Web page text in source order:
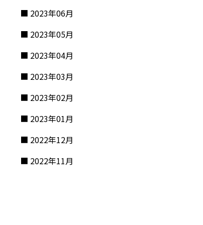
2023年06月
2023年05月
2023年04月
2023年03月
2023年02月
2023年01月
2022年12月
2022年11月